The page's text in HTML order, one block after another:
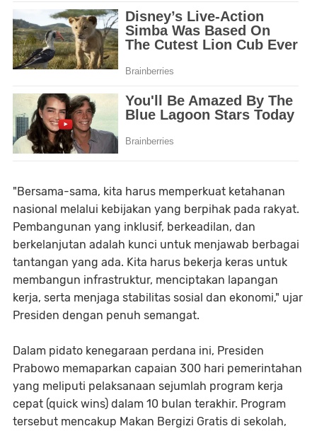
"Bersama-sama, kita harus memperkuat ketahanan
nasional melalui kebijakan yang berpihak pada rakyat.
Pembangunan yang inklusif, berkeadilan, dan
berkelanjutan adalah kunci untuk menjawab berbagai
tantangan yang ada. Kita harus bekerja keras untuk
membangun infrastruktur, menciptakan lapangan
kerja, serta menjaga stabilitas sosial dan ekonomi," ujar
Presiden dengan penuh semangat.
Dalam pidato kenegaraan perdana ini, Presiden
Prabowo memaparkan capaian 300 hari pemerintahan
yang meliputi pelaksanaan sejumlah program kerja
cepat (quick wins) dalam 10 bulan terakhir. Program
tersebut mencakup Makan Bergizi Gratis di sekolah,